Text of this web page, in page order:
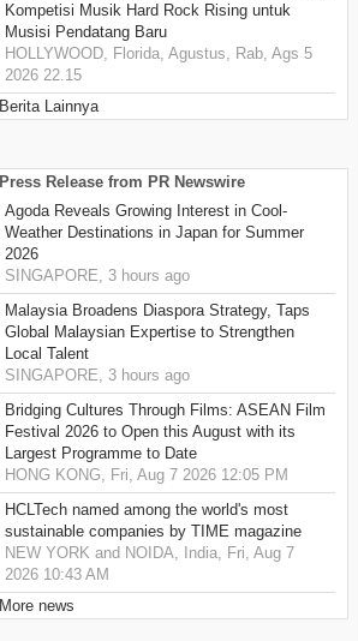
Kompetisi Musik Hard Rock Rising untuk
Musisi Pendatang Baru
HOLLYWOOD, Florida, Agustus, Rab, Ags 5
2026 22.15
Berita Lainnya
Press Release from PR Newswire
Agoda Reveals Growing Interest in Cool-
Weather Destinations in Japan for Summer
2026
SINGAPORE, 3 hours ago
Malaysia Broadens Diaspora Strategy, Taps
Global Malaysian Expertise to Strengthen
Local Talent
SINGAPORE, 3 hours ago
Bridging Cultures Through Films: ASEAN Film
Festival 2026 to Open this August with its
Largest Programme to Date
HONG KONG, Fri, Aug 7 2026 12:05 PM
HCLTech named among the world's most
sustainable companies by TIME magazine
NEW YORK and NOIDA, India, Fri, Aug 7
2026 10:43 AM
More news